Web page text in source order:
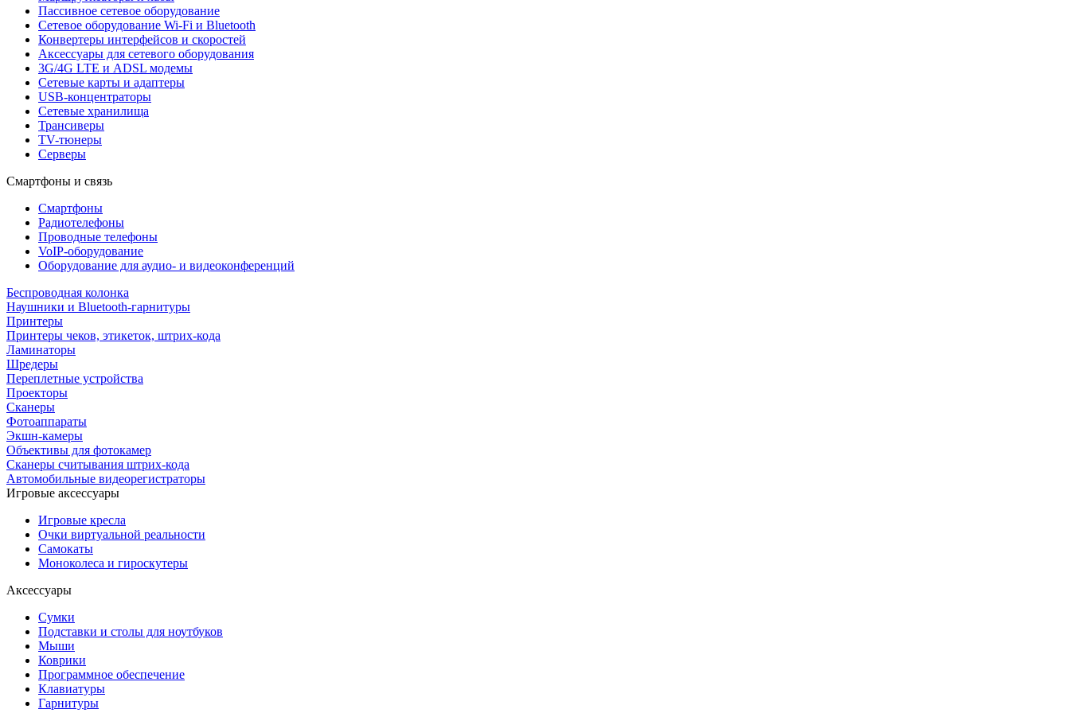
Пассивное сетевое оборудование
Сетевое оборудование Wi-Fi и Bluetooth
Конвертеры интерфейсов и скоростей
Аксессуары для сетевого оборудования
3G/4G LTE и ADSL модемы
Сетевые карты и адаптеры
USB-концентраторы
Сетевые хранилища
Трансиверы
TV-тюнеры
Серверы
Смартфоны и связь
Смартфоны
Радиотелефоны
Проводные телефоны
VoIP-оборудование
Оборудование для аудио- и видеоконференций
Беспроводная колонка
Наушники и Bluetooth-гарнитуры
Принтеры
Принтеры чеков, этикеток, штрих-кода
Ламинаторы
Шредеры
Переплетные устройства
Проекторы
Сканеры
Фотоаппараты
Экшн-камеры
Объективы для фотокамер
Сканеры считывания штрих-кода
Автомобильные видеорегистраторы
Игровые аксессуары
Игровые кресла
Очки виртуальной реальности
Самокаты
Моноколеса и гироскутеры
Аксессуары
Сумки
Подставки и столы для ноутбуков
Мыши
Коврики
Программное обеспечение
Клавиатуры
Гарнитуры